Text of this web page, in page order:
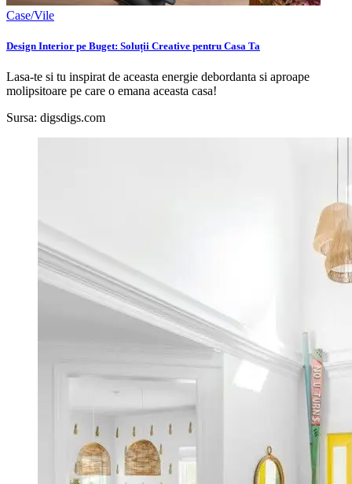
Case/Vile
Design Interior pe Buget: Soluții Creative pentru Casa Ta
Lasa-te si tu inspirat de aceasta energie debordanta si aproape
molipsitoare pe care o emana aceasta casa!
Sursa: digsdigs.com